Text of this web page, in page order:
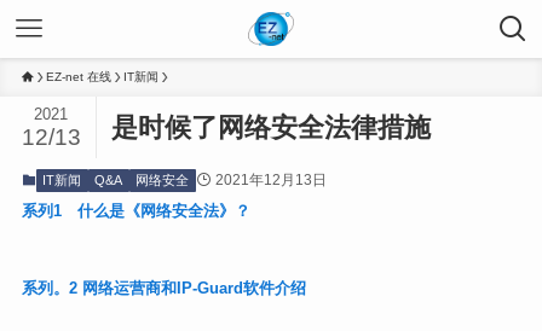
EZ-net 在线 IT新闻
是时候了网络安全法律措施
2021
12/13
IT新闻 Q&A 网络安全 2021年12月13日
系列 1什么是《网络安全法》？
系列。 2 网络运营商和 IP-Guard软件介绍